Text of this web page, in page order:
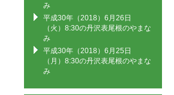
み
平成30年（2018）6月26日
（火）8:30の丹沢表尾根のやまな
み
平成30年（2018）6月25日
（月）8:30の丹沢表尾根のやまな
み